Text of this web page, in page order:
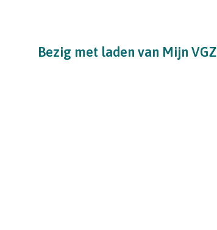
Bezig met laden van Mijn VGZ